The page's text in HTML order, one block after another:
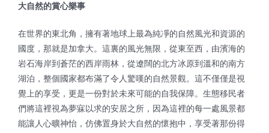
大自然的賞心樂事
在世界的東北角，擁有著地球上最為純凈的自然風光和資源的
國度，那就是加拿大。這裏的風光無限，從東至西，由濱海的
岩石海岸到蒼茫的西岸雨林，從遼闊的北方冰原到溫和的南方
湖泊，整個國家都布滿了令人驚嘆的自然景觀。這不僅僅是視
覺上的享受，更是一份對於未來可能的自我保障。生態移民者
們將這裡視為夢寐以求的安居之所，因為這裡的每一處風景都
能讓人心曠神怡，仿佛置身於大自然的懷抱中，享受著那份得